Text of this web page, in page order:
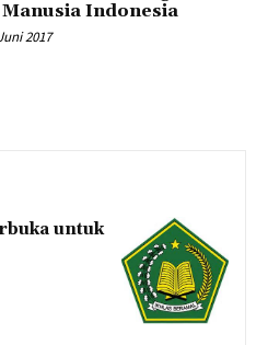
Indonesia
2017
untuk